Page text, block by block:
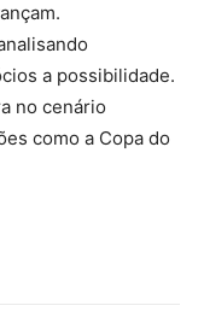
a possibilidade.
no cenário
como a Copa do